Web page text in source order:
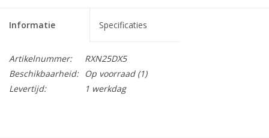
Informatie Specificaties
Artikelnummer:
RXN25DX5
Beschikbaarheid:
Op voorraad(1)
Levertijd:
1 werkdag